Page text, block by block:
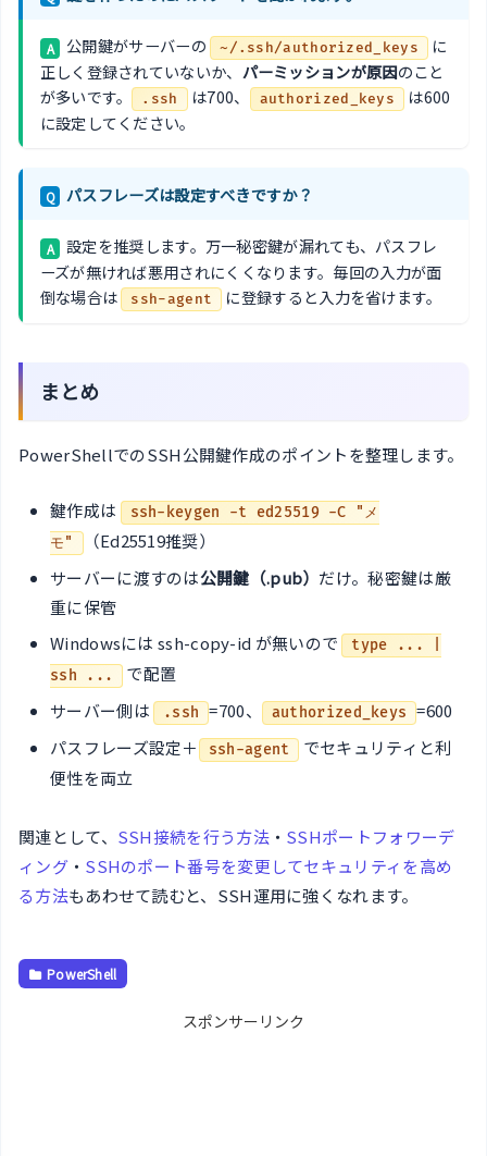
A 公開鍵がサーバーの ~/.ssh/authorized_keys
に
正しく登録されていないか、 パーミッションが原因のこと
が多いです。
.ssh は700、 authorized_keys
は600
に設定してください。
Q パスフレーズは設定すべきですか？
A
設定を推奨します。万一秘密鍵が漏れても、パスフレ
ーズが無ければ悪用されにくくなります。毎回の入力が面
倒な場合は ssh-agent に登録すると入力を省けます。
まとめ
PowerShellでのSSH公開鍵作成のポイントを整理します。
鍵作成は
ssh-keygen -t ed25519 -C "メ
モ"
（Ed25519推奨）
サーバーに渡すのは公開鍵（.pub） だけ。秘密鍵は厳
重に保管
Windowsには ssh-copy-id が無いので type ... |
ssh ...
で配置
サーバー側は
.ssh =700、 authorized_keys
=600
パスフレーズ設定＋
ssh-agent
でセキュリティと利
便性を両立
関連として、 SSH接続を行う方法・ SSHポートフォワーデ
ィング・ SSHのポート番号を変更してセキュリティを高め
る方法もあわせて読むと、SSH運用に強くなれます。
PowerShell
スポンサーリンク